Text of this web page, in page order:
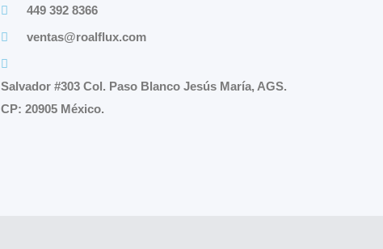
449 392 8366
ventas@roalflux.com
Salvador #303 Col. Paso Blanco Jesús María, AGS.
CP: 20905 México.